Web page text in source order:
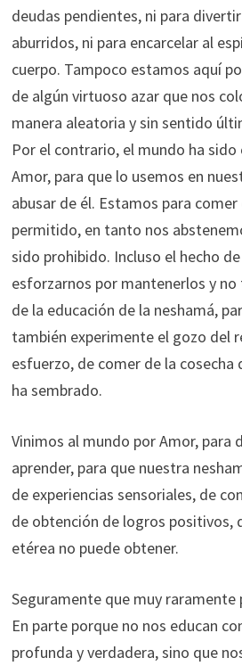
deudas pendientes, ni para
aburridos, ni para encarcelar al
cuerpo. Tampoco estamos aquí
de algún virtuoso azar que nos
manera aleatoria y sin sentido
Por el contrario, el mundo ha
Amor, para que lo usemos en
abusar de él. Estamos para
permitido, en tanto nos
sido prohibido. Incluso el hecho
esforzarnos por mantenerlos y
de la educación de la neshamá,
también experimente el gozo del
esfuerzo, de comer de la cosecha
ha sembrado.
Vinimos al mundo por Amor, para
aprender, para que nuestra
de experiencias sensoriales, de
de obtención de logros positivos,
etérea no puede obtener.
Seguramente que muy raramente
En parte porque no nos educan
profunda y verdadera, sino que